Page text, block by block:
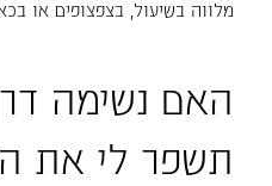
מלווה בשיעול, בצפצופים או
האם נשימה
תשפר לי את